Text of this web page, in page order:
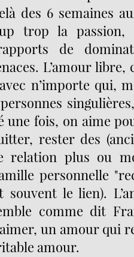
des 6 semaines
trop la passion,
de
L’amour libre,
n’importe qui,
une fois, on aime
rester des
relation plus ou
personnelle
souvent le lien).
comme dit
un amour qui
amour.